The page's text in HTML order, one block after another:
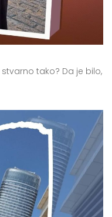
tako? Da je bilo,